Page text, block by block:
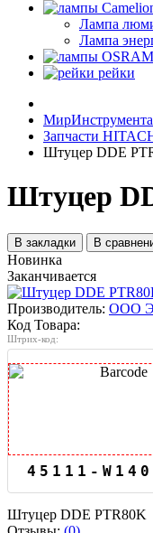
Лампа
Лампа
рейки
МирИнструмента
Запчасти
Штуцер DDE
Штуцер
В закладки В
Новинка
Заканчивается
Производитель: ООО
Код Товара:
Штрих-код:
45111-
Штуцер DDE PTR80K